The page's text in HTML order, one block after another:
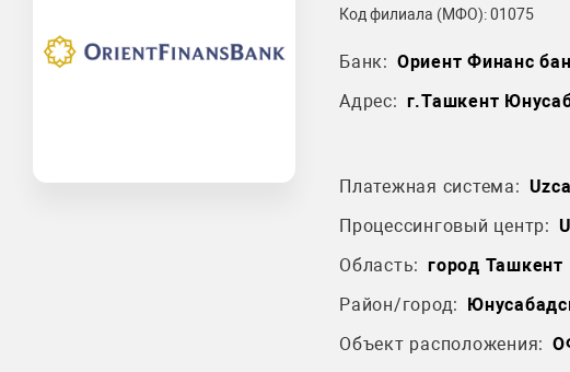
Код филиала (МФО): 01075
Банк: Ориент Финанс
Адрес: г.Ташкент
Платежная система:
Процессинговый центр:
Область: город Ташкент
Район/город:
Объект расположения: